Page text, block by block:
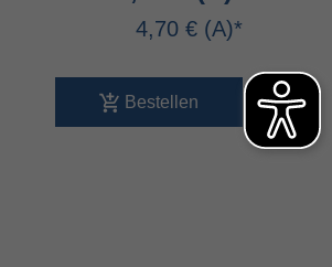
4,70 €
Bestellen